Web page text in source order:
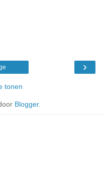
›
tonen
Blogger.